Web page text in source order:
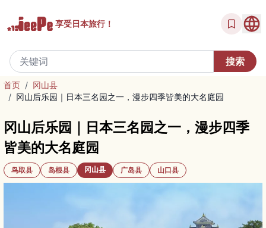
享受日本旅行！
首页 / 冈山县
/ 冈山后乐园｜日本三名园之一，漫步四季皆美的大名庭园
冈山后乐园｜日本三名园之一，漫步四季
皆美的大名庭园
鸟取县 岛根县 冈山县 广岛县 山口县